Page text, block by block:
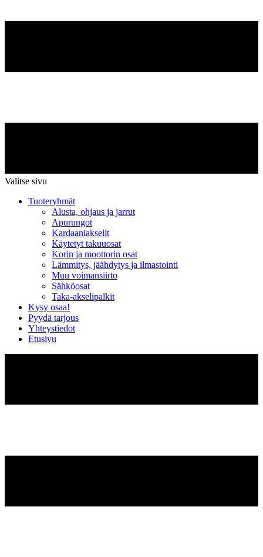
Valitse sivu
Tuoteryhmät
Alusta, ohjaus ja jarrut
Apurungot
Kardaaniakselit
Käytetyt takuuosat
Korin ja moottorin osat
Lämmitys, jäähdytys ja ilmastointi
Muu voimansiirto
Sähköosat
Taka-akselipalkit
Kysy osaa!
Pyydä tarjous
Yhteystiedot
Etusivu